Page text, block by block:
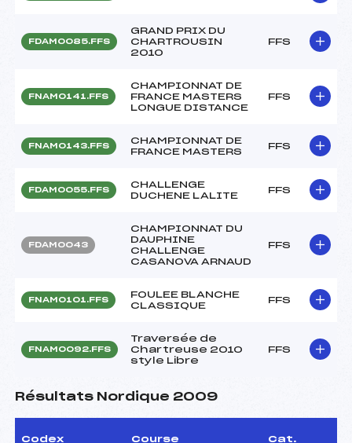
FDAM0085.FFS
GRAND PRIX DU
CHARTROUSIN
2010
FFS
FNAM0141.FFS
CHAMPIONNAT DE
FRANCE MASTERS
LONGUE DISTANCE
FFS
FNAM0143.FFS
CHAMPIONNAT DE
FRANCE MASTERS
FFS
FDAM0055.FFS
CHALLENGE
DUCHENE LALITE
FFS
FDAM0043
CHAMPIONNAT DU
DAUPHINE
CHALLENGE
CASANOVA ARNAUD
FFS
FNAM0101.FFS
FOULEE BLANCHE
CLASSIQUE
FFS
FNAM0092.FFS
Traversée de
Chartreuse 2010
style Libre
FFS
Résultats Nordique 2009
Codex Course Cat.